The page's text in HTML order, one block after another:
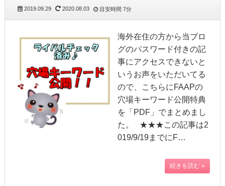
2019.09.29 2020.08.03 目安時間 7分
海外在住の方から当ブロ
グのパスワード付きの記
事にアクセスできないと
いうお声をいただいてる
ので、こちらにFAAPの
穴場キーワード公開特典
を「PDF」でまとめまし
た。 ★★★この記事は2
019/9/19までにF…
続きを読む »